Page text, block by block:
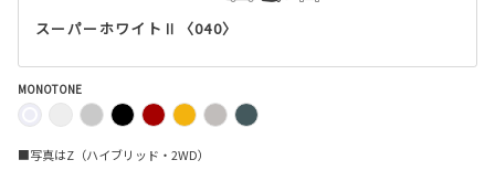
スーパーホワイトⅡ〈040〉
MONOTONE
■写真はZ（ハイブリッド・2WD）